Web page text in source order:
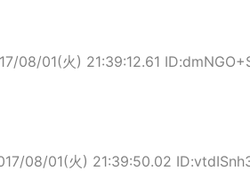
08/01(火) 21:39:12.61
08/01(火) 21:39:50.02